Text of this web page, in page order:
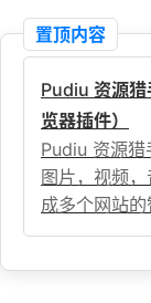
置顶内容
Pudiu 资源猎
览器插件）
Pudiu 资源猎
图片，视频
成多个网站的